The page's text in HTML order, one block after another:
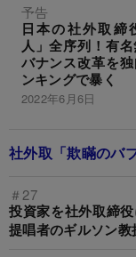
予告
日本の社外取締
人」全序列！有
バナンス改革を
ンキングで暴く
2022年6月6日
社外取「欺瞞のバ
＃27
投資家を社外取締
提唱者のギルソン教